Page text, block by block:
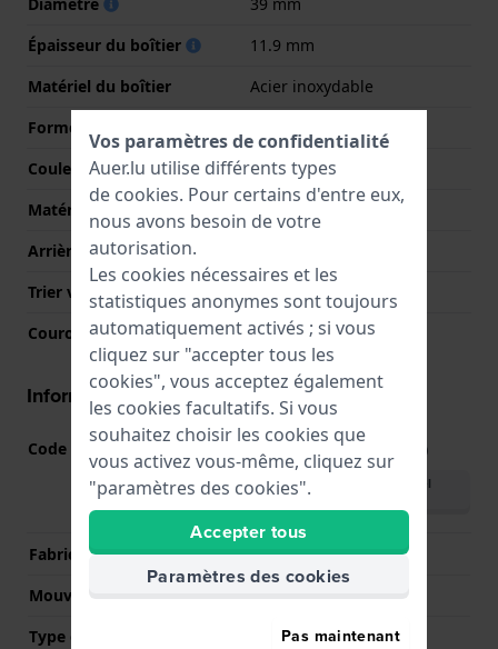
Diamètre
39 mm
Épaisseur du boîtier
11.9 mm
Matériel du boîtier
Acier inoxydable
Forme du boîtier
Couleur du boîtier
Or rose
Matériau du boîtier arrière
Acier inoxydable
Arrière de Boitier
Trier verre
Couronne
Couronne de tirer
Informations mouvement
Code Mouvement 8215 Voir les spécifications )
Télécharger le manuel
Fabricant de mouvement
Miyota
Mouvement suisse
Non
Type d'affichage
Analogique
Vos paramètres de confidentialité
Auer.lu utilise différents types
de cookies. Pour certains d'entre eux,
nous avons besoin de votre
autorisation.
Les cookies nécessaires et les
statistiques anonymes sont toujours
automatiquement activés ; si vous
cliquez sur "accepter tous les
cookies", vous acceptez également
les cookies facultatifs. Si vous
souhaitez choisir les cookies que
vous activez vous-même, cliquez sur
"paramètres des cookies".
Accepter tous
Paramètres des cookies
Pas maintenant